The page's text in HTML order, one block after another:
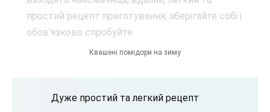
Квашені помідори на зиму
Дуже простий та легкий рецепт